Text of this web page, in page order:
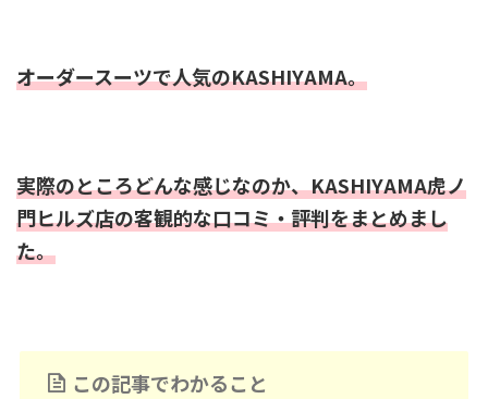
オーダースーツで人気のKASHIYAMA。
実際のところどんな感じなのか、KASHIYAMA虎ノ
門ヒルズ店の客観的な口コミ・評判をまとめまし
た。
この記事でわかること